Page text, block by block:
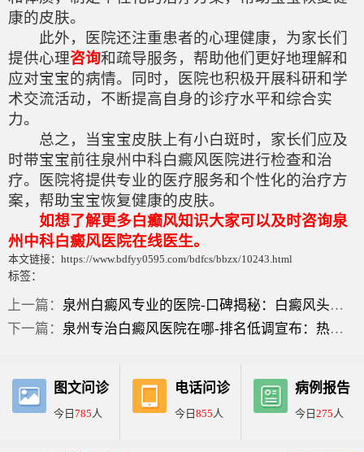
康的皮肤。
此外，医院还注重患者的心理健康，为家长们
提供心理咨询和疏导服务，帮助他们更好地理解和
应对宝宝的病情。同时，医院也积极开展科研和学
术交流活动，不断提高自身的诊疗水平和综合实
力。
总之，当宝宝皮肤上有小白斑时，家长们应及
时带宝宝前往泉州中科白癜风医院进行检查和治
疗。医院将提供专业的医疗服务和个性化的治疗方
案，帮助宝宝恢复健康的皮肤。
如想了解更多白癫风知识大家可以及时咨询泉
州中科白癜风医院在线医生。
本文链接：https://www.bdfyy0595.com/bdfcs/bbzx/10243.html
标签：
上一篇： 泉州白癜风专业的医院-口碑揭秘：白癜风头上症状图片？
下一篇： 泉州专治白癜风医院在哪-排名低调宣布：热搜榜白癜风什么症状？
图文问诊
今日785人
电话问诊
今日 855人
病例报告
今日275人